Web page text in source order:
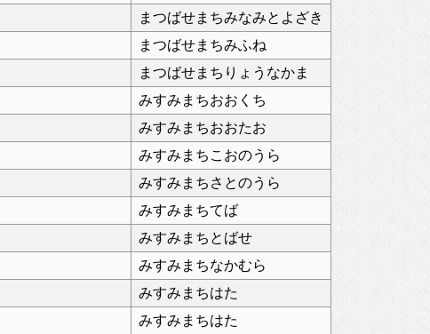
まつばせまちみなみとよざき
まつばせまちみふね
まつばせまちりょうなかま
みすみまちおおくち
みすみまちおおたお
みすみまちこおのうら
みすみまちさとのうら
みすみまちてば
みすみまちとばせ
みすみまちなかむら
みすみまちはた
みすみまちはた